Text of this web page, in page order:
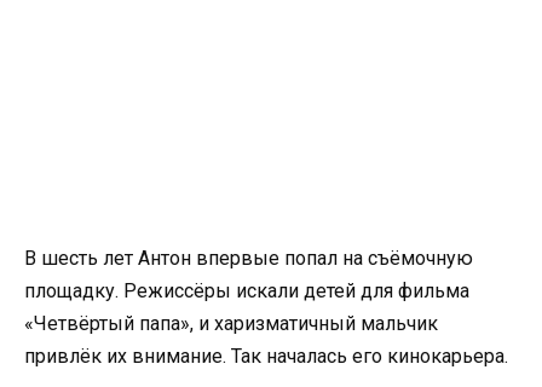
В шесть лет Антон впервые попал на съёмочную
площадку. Режиссёры искали детей для фильма
«Четвёртый папа», и харизматичный мальчик
привлёк их внимание. Так началась его кинокарьера.